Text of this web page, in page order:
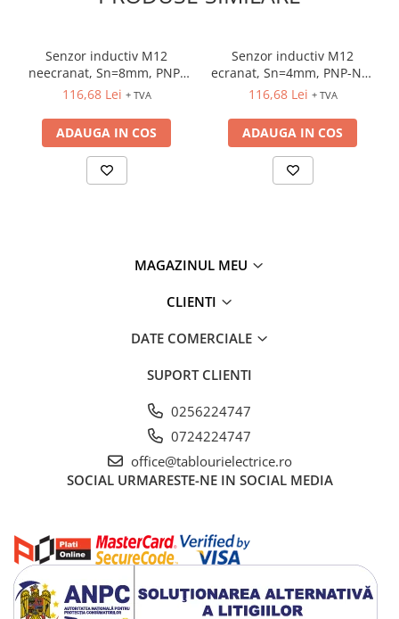
Senzori inductivi
Senzori presiune
Senzori temperatura
Întrerupt. autom. compacte
max.1600A
Intreruptoare automate compacte
Accesorii intreruptoare compacte
Comutatoare siguranta
Limitatoare pozitie mecanice
Distribuitoare
Butoane
Lampi
Selectoare
Senzor inductiv M12
neecranat, Sn=8mm, PNP-
NO, 3 fire, conector M12
116,68 Lei + TVA
ADAUGA IN COS
Senzor inductiv M12
ecranat, Sn=4mm, PNP-NO,
3 fire, conector M12
116,68 Lei + TVA
ADAUGA IN COS
MAGAZINUL MEU
CLIENTI
DATE COMERCIALE
SUPORT CLIENTI
0256224747
0724224747
office@tablourielectrice.ro
SOCIAL URMARESTE-NE IN SOCIAL MEDIA